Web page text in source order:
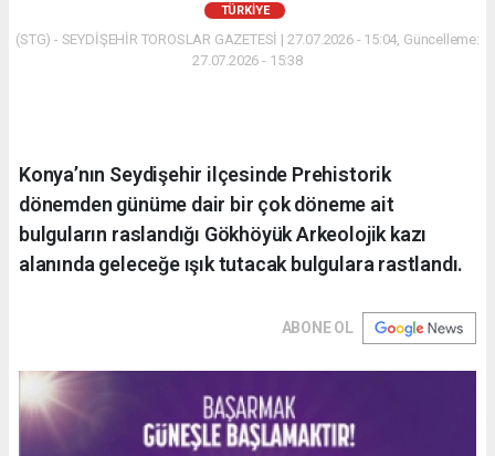
TÜRKIYE
(STG) - SEYDİŞEHİR TOROSLAR GAZETESİ | 27.07.2026 - 15:04, Güncelleme:
27.07.2026 - 15:38
Konya’nın Seydişehir ilçesinde Prehistorik
dönemden günüme dair bir çok döneme ait
bulguların raslandığı Gökhöyük Arkeolojik kazı
alanında geleceğe ışık tutacak bulgulara rastlandı.
ABONE OL